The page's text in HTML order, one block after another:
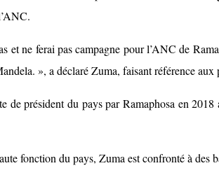
et ne ferai pas campagne pour l’ANC de
», a déclaré Zuma, faisant référence aux
de président du pays par Ramaphosa en
fonction du pays, Zuma est confronté à des